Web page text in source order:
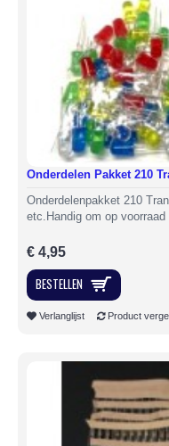
Onderdelen Pakket 210
Onderdelenpakket 210
etc.Handig om op
€ 4,95
BESTELLEN
Verlanglijst Product